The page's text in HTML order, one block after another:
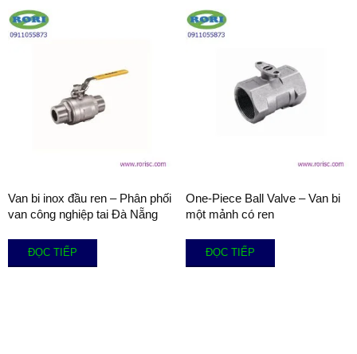
Van bi inox đầu ren – Phân phối
van công nghiệp tai Đà Nẵng
ĐỌC TIẾP
One-Piece Ball Valve – Van bi
một mảnh có ren
ĐỌC TIẾP